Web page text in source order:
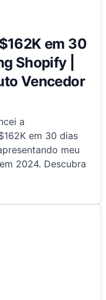
em 30
Shopify |
Vencedor
a
em 30 dias
meu
2024. Descubra